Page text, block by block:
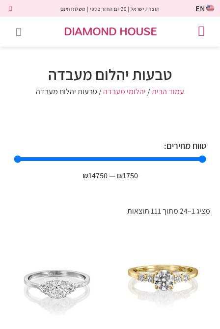
EN תוצרת ישראל | 30 יום החזר כספי | משלוח חינם
DIAMOND HOUSE
טבעות יהלום מעבדה
עמוד הבית/ יהלומי מעבדה/ טבעות יהלום מעבדה
טווח מחירים:
₪1750
—
₪14750
מציג 1–24 מתוך 111 תוצאות